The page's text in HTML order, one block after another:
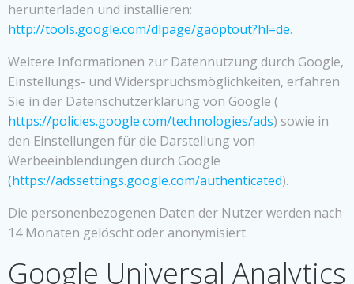
herunterladen und installieren:
http://tools.google.com/dlpage/gaoptout?hl=de.
Weitere Informationen zur Datennutzung durch Google,
Einstellungs- und Widerspruchsmöglichkeiten, erfahren
Sie in der Datenschutzerklärung von Google (
https://policies.google.com/technologies/ads) sowie in
den Einstellungen für die Darstellung von
Werbeeinblendungen durch Google
(https://adssettings.google.com/authenticated).
Die personenbezogenen Daten der Nutzer werden nach
14 Monaten gelöscht oder anonymisiert.
Google Universal Analytics